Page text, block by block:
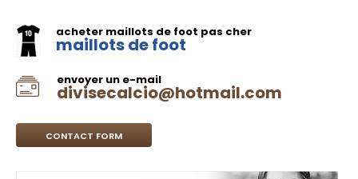
acheter maillots de foot pas cher
maillots de foot
envoyer un e-mail
divisecalcio@hotmail.com
CONTACT FORM